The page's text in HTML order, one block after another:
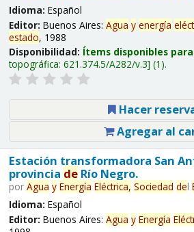
Idioma: Español
Editor: Buenos Aires: Agua y energía
estado, 1988
Disponibilidad: Ítems disponibles
topográfica: 621.374.5/A282/v.3 (1).
Hacer
Agregar al
Estación transformadora San
provincia deRío Negro.
por Agua y Energía Eléctrica, Sociedad del
Idioma: Español
Editor: Buenos Aires: Agua y Energía